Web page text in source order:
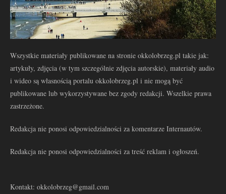
Wszystkie materiały publikowane na stronie okkolobrzeg.pl takie jak:
artykuły, zdjęcia (w tym szczególnie zdjęcia autorskie), materiały audio
i wideo są własnością portalu okkolobrzeg.pl i nie mogą być
publikowane lub wykorzystywane bez zgody redakcji. Wszelkie prawa
zastrzeżone.
Redakcja nie ponosi odpowiedzialności za komentarze Internautów.
Redakcja nie ponosi odpowiedzialności za treść reklam i ogłoszeń.
Kontakt: okkolobrzeg@gmail.com